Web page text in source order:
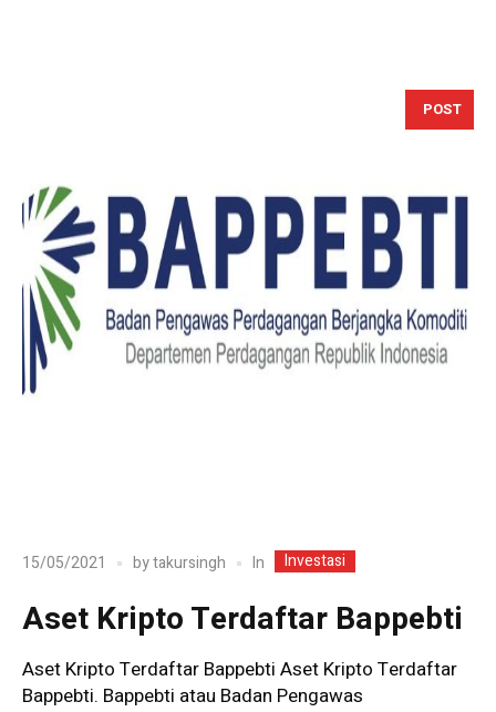
POST
15/05/2021 bytakursingh In Investasi
Aset Kripto Terdaftar Bappebti
Aset Kripto Terdaftar Bappebti Aset Kripto Terdaftar
Bappebti. Bappebti atau Badan Pengawas